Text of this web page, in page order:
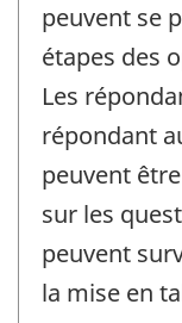
peuvent se
étapes des
Les
répondant
peuvent
sur les
peuvent
la mise en